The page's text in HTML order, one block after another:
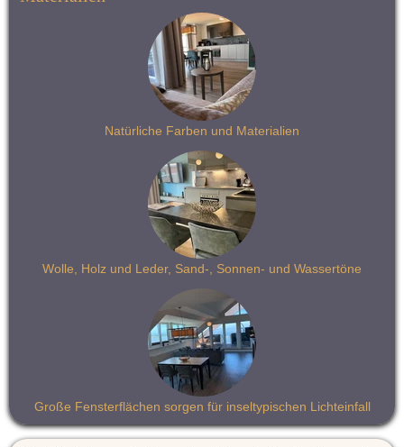
Natürliche Farben und Materialien
Wolle, Holz und Leder, Sand-, Sonnen- und Wassertöne
Große Fensterflächen sorgen für inseltypischen Lichteinfall